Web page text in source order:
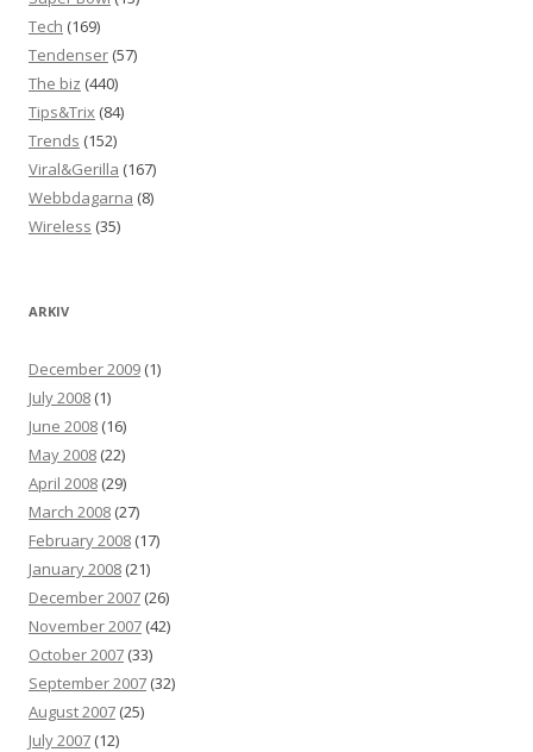
Tech (169)
Tendenser (57)
The biz (440)
Tips&Trix (84)
Trends (152)
Viral&Gerilla (167)
Webbdagarna (8)
Wireless (35)
ARKIV
December 2009 (1)
July 2008 (1)
June 2008 (16)
May 2008 (22)
April 2008 (29)
March 2008 (27)
February 2008 (17)
January 2008 (21)
December 2007 (26)
November 2007 (42)
October 2007 (33)
September 2007 (32)
August 2007 (25)
July 2007 (12)